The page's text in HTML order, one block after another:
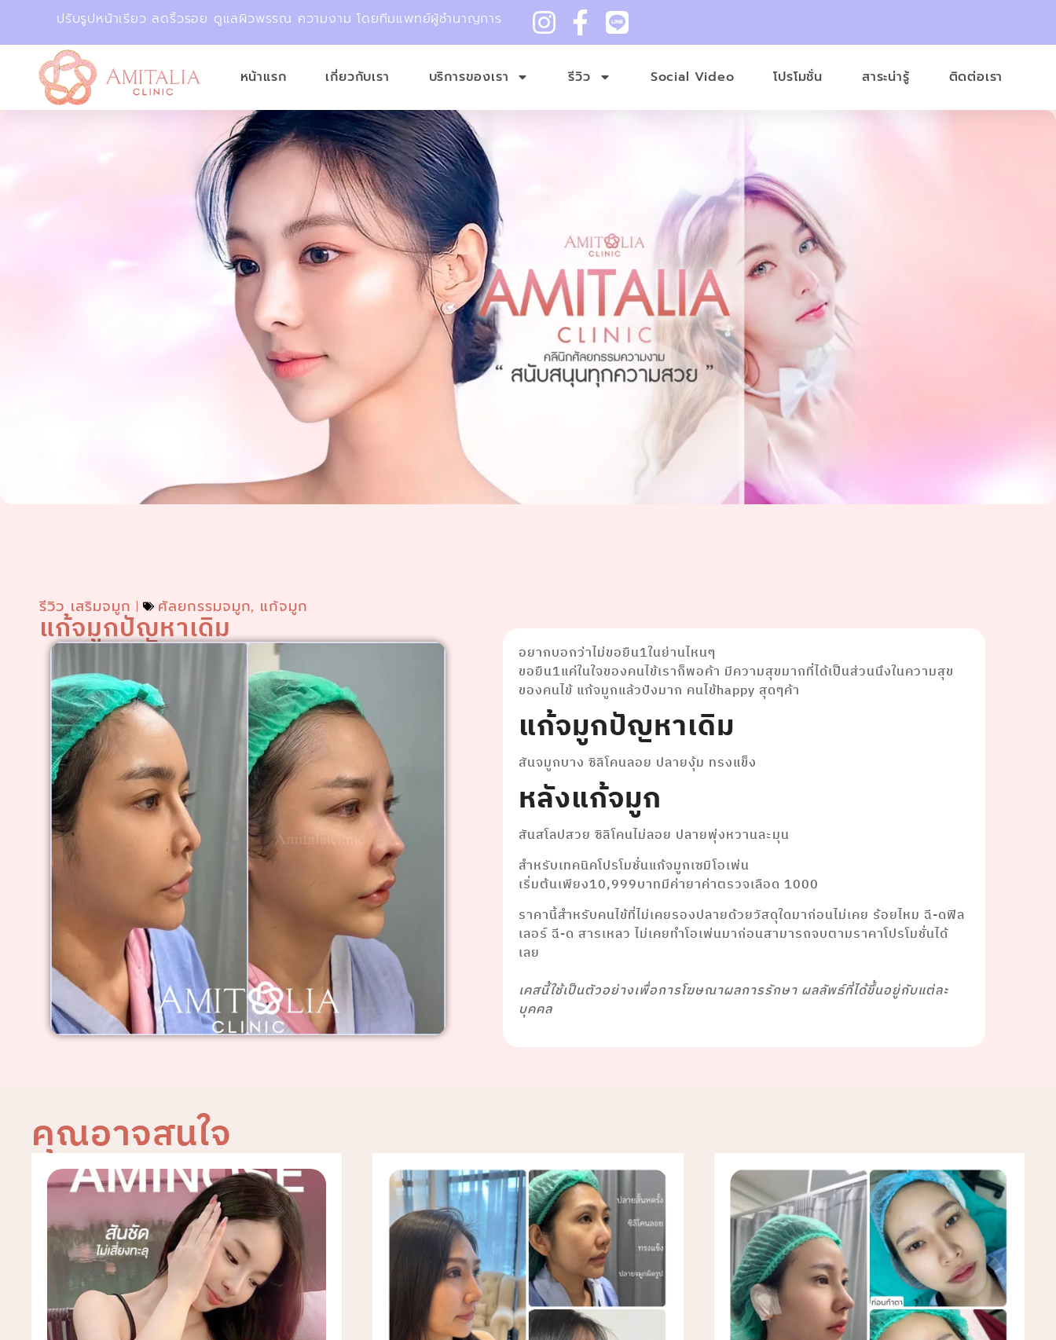
ปรับรูปหน้าเรียว ลดริ้วรอย ดูแลผิวพรรณ ความงาม โดยทีมแพทย์ผู้ชำนาญการ
หน้าแรก เกี่ยวกับเรา บริการของเรา รีวิว Social Video โปรโมชั่น สาระน่ารู้ ติดต่อเรา
รีวิว เสริมจมูก ศัลยกรรมจมูก, แก้จมูก
แก้จมูกปัญหาเดิม
อยากบอกว่าไม่ขอยืน1ในย่านไหนๆ
ขอยืน1แค่ในใจของคนไข้เราก็พอค้า มีความสุขมากที่ได้เป็นส่วนนึงในความสุข
ของคนไข้ แก้จมูกแล้วปังมาก คนไข้happy สุดๆค้า
แก้จมูกปัญหาเดิม
สันจมูกบาง ซิลิโคนลอย ปลายงุ้ม ทรงแข็ง
หลังแก้จมูก
สันสโลปสวย ซิลิโคนไม่ลอย ปลายพุ่งหวานละมุน
สำหรับเทคนิคโปรโมชั่นแก้จมูกเซมิโอเพ่น
เริ่มต้นเพียง10,999บาทมีค่ายาค่าตรวจเลือด 1000
ราคานี้สำหรับคนไข้ที่ไม่เคยรองปลายด้วยวัสดุใดมาก่อนไม่เคย ร้อยไหม ฉี-ดฟิล
เลอร์ ฉี-ด สารเหลว ไม่เคยทำโอเพ่นมาก่อนสามารถจบตามราคาโปรโมชั่นได้
เลย
เคสนี้ใช้เป็นตัวอย่างเพื่อการโฆษณาผลการรักษา ผลลัพธ์ที่ได้ขึ้นอยู่กับแต่ละ
บุคคล
คุณอาจสนใจ